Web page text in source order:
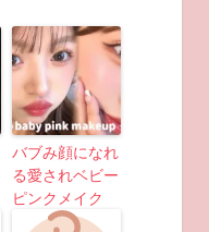
バブみ顔になれ
る愛されベビー
ピンクメイク